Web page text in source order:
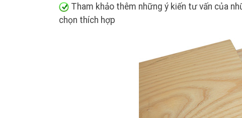
Tham khảo thêm những ý kiến tư vấn của
chọn thích hợp